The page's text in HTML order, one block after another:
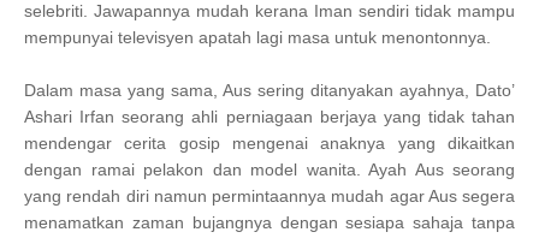
selebriti. Jawapannya mudah kerana Iman sendiri tidak mampu
mempunyai televisyen apatah lagi masa untuk menontonnya.
Dalam masa yang sama, Aus sering ditanyakan ayahnya, Dato’
Ashari Irfan seorang ahli perniagaan berjaya yang tidak tahan
mendengar cerita gosip mengenai anaknya yang dikaitkan
dengan ramai pelakon dan model wanita. Ayah Aus seorang
yang rendah diri namun permintaannya mudah agar Aus segera
menamatkan zaman bujangnya dengan sesiapa sahaja tanpa